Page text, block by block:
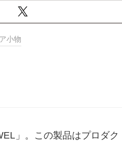
小物
」。この製品はプロダク